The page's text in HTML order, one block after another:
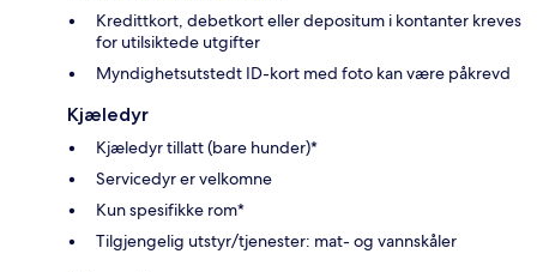
Kredittkort, debetkort eller depositum i kontanter kreves
for utilsiktede utgifter
Myndighetsutstedt ID-kort med foto kan være påkrevd
Kjæledyr
Kjæledyr tillatt (bare hunder)*
Servicedyr er velkomne
Kun spesifikke rom*
Tilgjengelig utstyr/tjenester: mat- og vannskåler